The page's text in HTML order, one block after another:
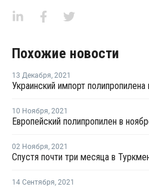
Похожие новости
13 Декабря, 2021
10 Ноября, 2021
02 Ноября, 2021
14 Сентября, 2021